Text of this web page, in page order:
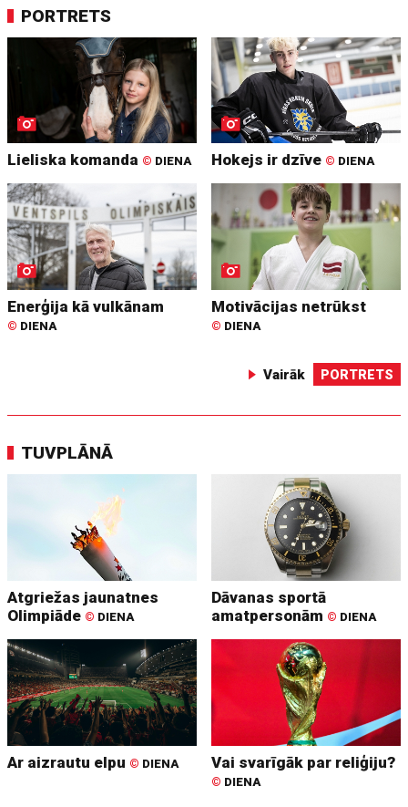
PORTRETS
Lieliska komanda © DIENA Hokejs ir dzīve © DIENA
Enerģija kā vulkānam
© DIENA
Motivācijas netrūkst
© DIENA
Vairāk PORTRETS
TUVPLĀNĀ
Atgriežas jaunatnes
Olimpiāde © DIENA
Dāvanas sportā
amatpersonām © DIENA
Ar aizrautu elpu © DIENA Vai svarīgāk par reliģiju?
© DIENA